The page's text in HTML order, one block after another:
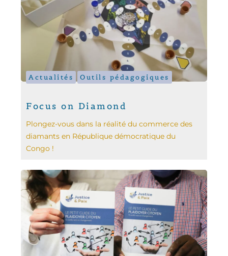
Actualités Outils pédagogiques
Focus on Diamond
Plongez-vous dans la réalité du commerce des
diamants en République démocratique du
Congo !